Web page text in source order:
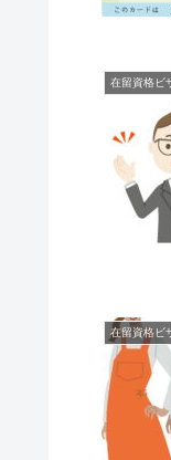
在留資格ビ
在留資格ビ